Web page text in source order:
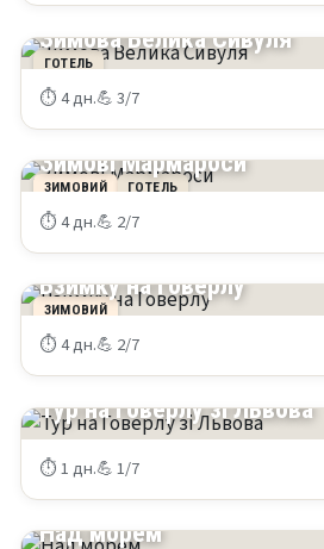
ГОТЕЛЬ
КАРПАТИ
Зимова Велика Сивуля
⏱ 4 дн.💪 3/7
ЗИМОВИЙ ГОТЕЛЬ
КАРПАТИ
Зимові Мармароси
⏱ 4 дн.💪 2/7
ЗИМОВИЙ
КАРПАТИ
Взимку на Говерлу
⏱ 4 дн.💪 2/7
КАРПАТИ
Тур на Говерлу зі Львова
⏱ 1 дн.💪 1/7
КРИМ
Над морем